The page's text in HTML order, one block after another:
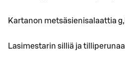
Kartanon metsäsienisalaattia g,l
Lasimestarin silliä ja tilliperunaa